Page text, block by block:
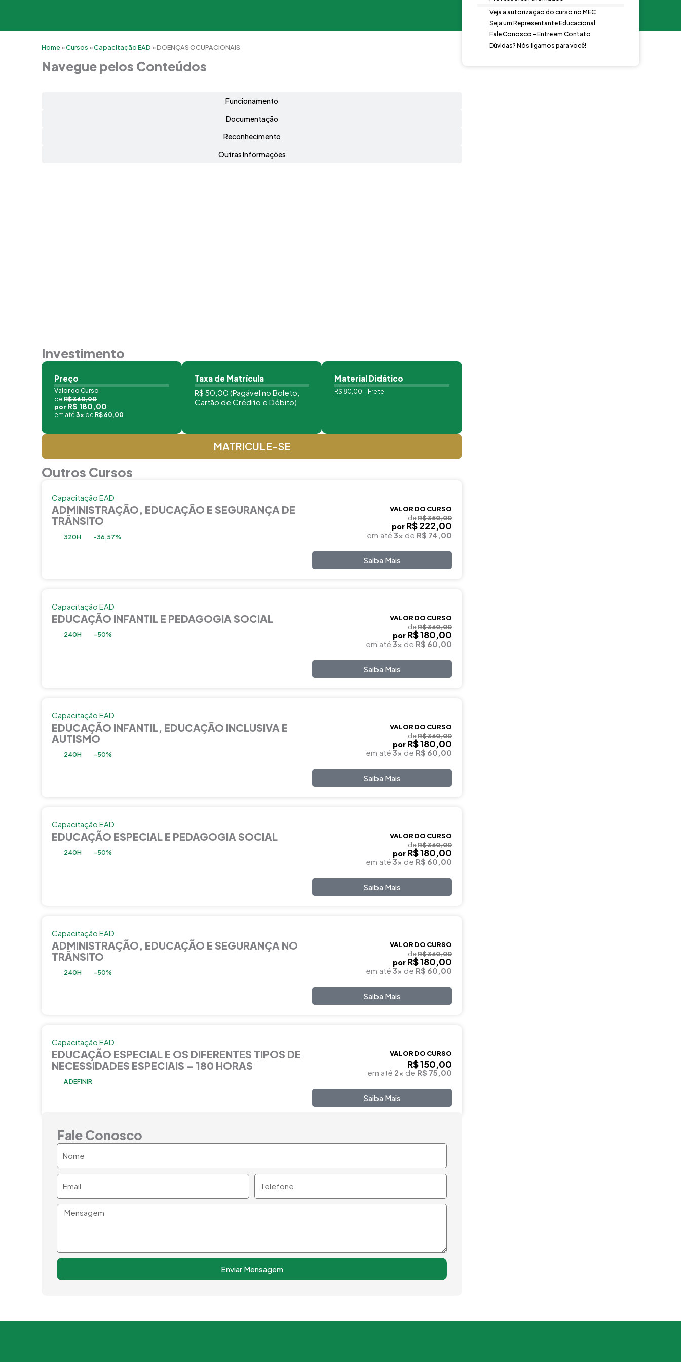
Home»Cursos»Capacitação EAD»DOENÇAS OCUPACIONAIS
Navegue pelos Conteúdos
Funcionamento
Documentação
Reconhecimento
Outras Informações
Investimento
Preço
Valor do Curso
de R$ 360,00
por R$ 180,00
em até 3x de R$ 60,00
Taxa de Matrícula
R$ 50,00 (Pagável no Boleto,
Cartão de Crédito e Débito)
Material Didático
R$ 80,00 + Frete
MATRICULE-SE
Outros Cursos
Capacitação EAD
ADMINISTRAÇÃO, EDUCAÇÃO E SEGURANÇA DE
TRÂNSITO
320H -36,57%
VALOR DO CURSO
deR$ 350,00
por R$ 222,00
em até 3x de R$ 74,00
Saiba Mais
Capacitação EAD
EDUCAÇÃO INFANTIL E PEDAGOGIA SOCIAL
240H -50%
VALOR DO CURSO
deR$ 360,00
por R$ 180,00
em até 3x de R$ 60,00
Saiba Mais
Capacitação EAD
EDUCAÇÃO INFANTIL, EDUCAÇÃO INCLUSIVA E
AUTISMO
240H -50%
VALOR DO CURSO
deR$ 360,00
por R$ 180,00
em até 3x de R$ 60,00
Saiba Mais
Capacitação EAD
EDUCAÇÃO ESPECIAL E PEDAGOGIA SOCIAL
240H -50%
VALOR DO CURSO
deR$ 360,00
por R$ 180,00
em até 3x de R$ 60,00
Saiba Mais
Capacitação EAD
ADMINISTRAÇÃO, EDUCAÇÃO E SEGURANÇA NO
TRÂNSITO
240H -50%
VALOR DO CURSO
deR$ 360,00
por R$ 180,00
em até 3x de R$ 60,00
Saiba Mais
Capacitação EAD
EDUCAÇÃO ESPECIAL E OS DIFERENTES TIPOS DE
NECESSIDADES ESPECIAIS – 180 HORAS
A DEFINIR
VALOR DO CURSO
R$ 150,00
em até 2x de R$ 75,00
Saiba Mais
Fale Conosco
Mensagem
Enviar Mensagem
Veja a autorização do curso no MEC
Seja um Representante Educacional
Fale Conosco - Entre em Contato
Dúvidas? Nós ligamos para você!